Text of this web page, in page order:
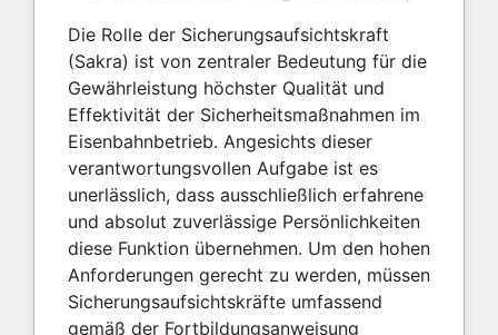
Die Rolle der Sicherungsaufsichtskraft
(Sakra) ist von zentraler Bedeutung für die
Gewährleistung höchster Qualität und
Effektivität der Sicherheitsmaßnahmen im
Eisenbahnbetrieb. Angesichts dieser
verantwortungsvollen Aufgabe ist es
unerlässlich, dass ausschließlich erfahrene
und absolut zuverlässige Persönlichkeiten
diese Funktion übernehmen. Um den hohen
Anforderungen gerecht zu werden, müssen
Sicherungsaufsichtskräfte umfassend
gemäß der Fortbildungsanweisung